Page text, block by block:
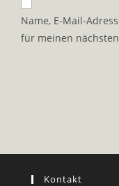
zum
Kommentieren
ein
URL
Name, E-Mail-
für meinen
Kontakt